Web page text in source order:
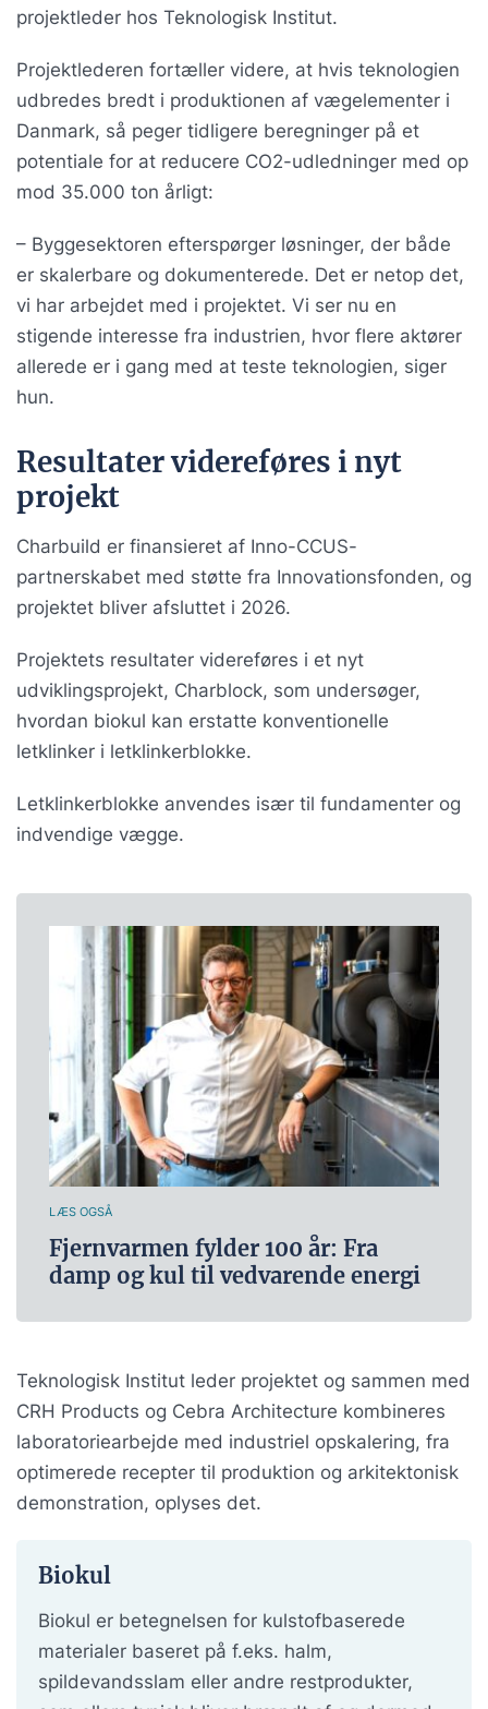
projektleder hos Teknologisk Institut.
Projektlederen fortæller videre, at hvis teknologien
udbredes bredt i produktionen af vægelementer i
Danmark, så peger tidligere beregninger på et
potentiale for at reducere CO2-udledninger med op
mod 35.000 ton årligt:
– Byggesektoren efterspørger løsninger, der både
er skalerbare og dokumenterede. Det er netop det,
vi har arbejdet med i projektet. Vi ser nu en
stigende interesse fra industrien, hvor flere aktører
allerede er i gang med at teste teknologien, siger
hun.
Resultater videreføres i nyt
projekt
Charbuild er finansieret af Inno-CCUS-
partnerskabet med støtte fra Innovationsfonden, og
projektet bliver afsluttet i 2026.
Projektets resultater videreføres i et nyt
udviklingsprojekt, Charblock, som undersøger,
hvordan biokul kan erstatte konventionelle
letklinker i letklinkerblokke.
Letklinkerblokke anvendes især til fundamenter og
indvendige vægge.
LÆS OGSÅ
Fjernvarmen fylder 100 år: Fra
damp og kul til vedvarende energi
Teknologisk Institut leder projektet og sammen med
CRH Products og Cebra Architecture kombineres
laboratoriearbejde med industriel opskalering, fra
optimerede recepter til produktion og arkitektonisk
demonstration, oplyses det.
Biokul
Biokul er betegnelsen for kulstofbaserede
materialer baseret på f.eks. halm,
spildevandsslam eller andre restprodukter,